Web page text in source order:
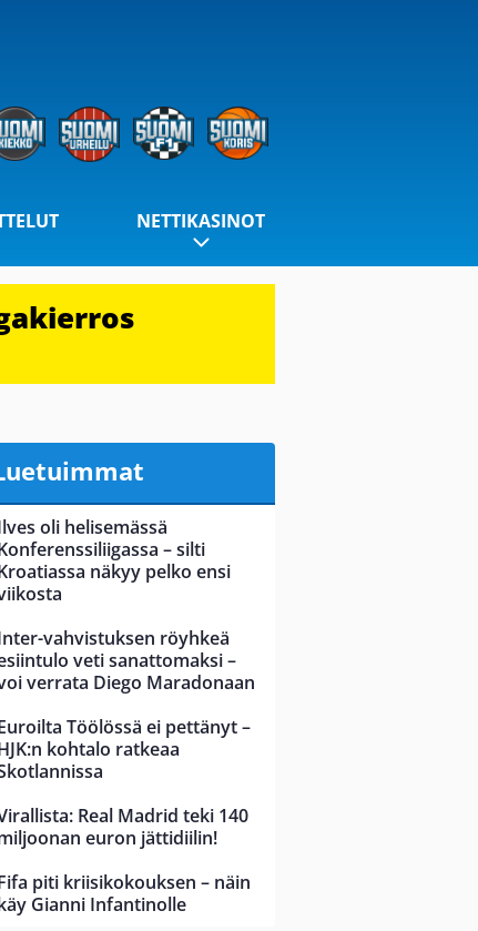
NETTIKASINOT
oli helisemässä
– silti
näkyy pelko ensi
vahvistuksen röyhkeä
veti sanattomaksi –
verrata Diego Maradonaan
Töölössä ei pettänyt –
kohtalo ratkeaa
Real Madrid teki 140
euron jättidiilin!
piti kriisikokouksen – näin
Gianni Infantinolle